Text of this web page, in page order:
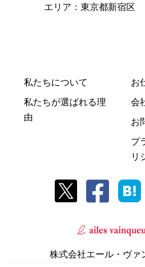
エリア：東京都新宿区
私たちについて
私たちが選ばれる理
由
お
会
お
プ
リ
株式会社エール・ヴァ